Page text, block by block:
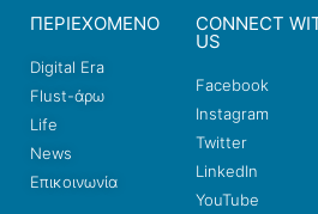
ΠΕΡΙΕΧΟΜΕΝΟ
Digital Era
Flust-άρω
Life
News
Επικοινωνία
CONNECT
US
Facebook
Instagram
Twitter
LinkedIn
YouTube